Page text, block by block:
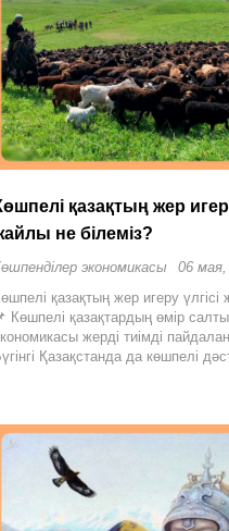
қазақтың жер
не білеміз?
экономикасы
06 мая,
қазақтың жер игеру үлгісі
Көшпелі қазақтардың өмір
жерді тиімді
Қазақстанда да көшпелі